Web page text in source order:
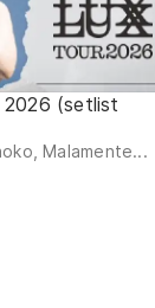
2026 (setlist
Malamente...